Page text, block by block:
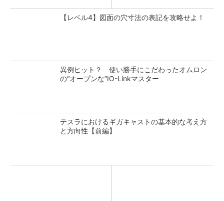
【レベル4】図面の穴寸法の表記を攻略せよ！
異例ヒット？ 使い勝手にこだわったオムロン
の“オープンな”IO-Linkマスター
テスラにおけるギガキャストの基本的な考え方
と方向性【前編】